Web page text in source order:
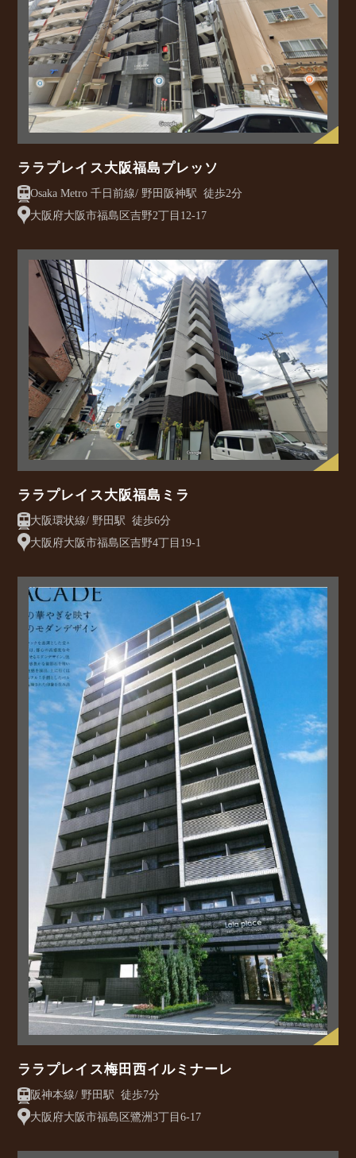
ララプレイス大阪福島プレッソ
Osaka Metro 千日前線/ 野田阪神駅 徒歩2分
大阪府大阪市福島区吉野2丁目12-17
ララプレイス大阪福島ミラ
大阪環状線/ 野田駅 徒歩6分
大阪府大阪市福島区吉野4丁目19-1
ララプレイス梅田西イルミナーレ
阪神本線/ 野田駅 徒歩7分
大阪府大阪市福島区鷺洲3丁目6-17